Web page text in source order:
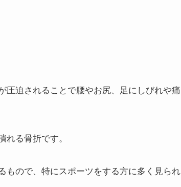
圧迫されることで腰やお尻、足にしびれや痛
る骨折です。
もので、特にスポーツをする方に多く見られ